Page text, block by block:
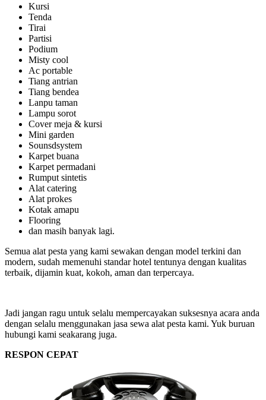
Kursi
Tenda
Tirai
Partisi
Podium
Misty cool
Ac portable
Tiang antrian
Tiang bendea
Lanpu taman
Lampu sorot
Cover meja & kursi
Mini garden
Sounsdsystem
Karpet buana
Karpet permadani
Rumput sintetis
Alat catering
Alat prokes
Kotak amapu
Flooring
dan masih banyak lagi.
Semua alat pesta yang kami sewakan dengan model terkini dan
modern, sudah memenuhi standar hotel tentunya dengan kualitas
terbaik, dijamin kuat, kokoh, aman dan terpercaya.
Jadi jangan ragu untuk selalu mempercayakan suksesnya acara anda
dengan selalu menggunakan jasa sewa alat pesta kami. Yuk buruan
hubungi kami seakarang juga.
RESPON CEPAT